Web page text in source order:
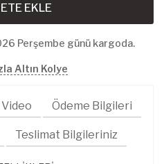
EKLE
Perşembe günü kargoda.
Altın Kolye
Ödeme Bilgileri
Teslimat Bilgileriniz